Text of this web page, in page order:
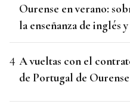
Ourense en verano:
la enseñanza de inglés
A vueltas con el
de Portugal de Ourense